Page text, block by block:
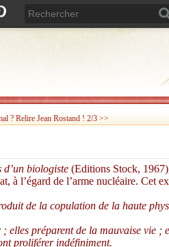
? Relire Jean Rostand ! 2/3 >>
d’un biologiste (Editions Stock,
à l’égard de l’arme nucléaire. Cet
de la copulation de la haute
elles préparent de la mauvaise vie ;
proliférer indéfiniment.